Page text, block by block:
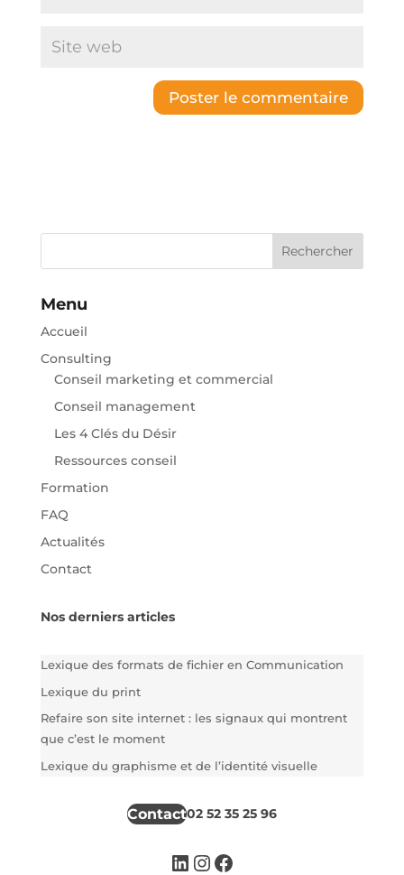
Rechercher
Menu
Accueil
Consulting
Conseil marketing et commercial
Conseil management
Les 4 Clés du Désir
Ressources conseil
Formation
FAQ
Actualités
Contact
Nos derniers articles
Lexique des formats de fichier en Communication
Lexique du print
Refaire son site internet : les signaux qui montrent
que c’est le moment
Lexique du graphisme et de l’identité visuelle
Contact02 52 35 25 96
LinkedIn
Instagram
Facebook